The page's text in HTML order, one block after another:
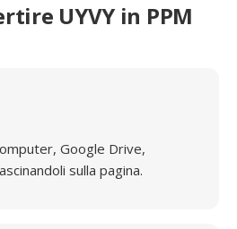
UYVY in PPM
Google Drive,
sulla pagina.